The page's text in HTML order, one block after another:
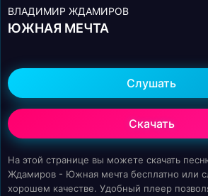
ВЛАДИМИР ЖДАМИРОВ
ЮЖНАЯ МЕЧТА
Слушать
Скачать
На этой странице вы можете скачать
Ждамиров - Южная мечта бесплатно или
хорошем качестве. Удобный плеер